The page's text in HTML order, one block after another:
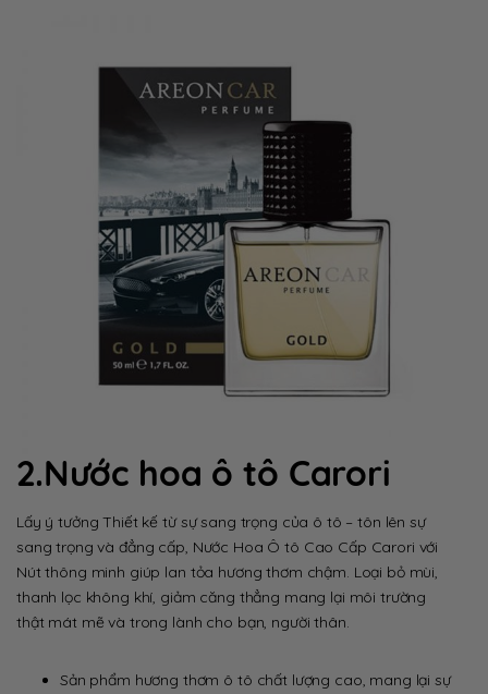
2.Nước hoa ô tô Carori
Lấy ý tưởng Thiết kế từ sự sang trọng của ô tô – tôn lên sự
sang trọng và đẳng cấp, Nước Hoa Ô tô Cao Cấp Carori với
Nút thông minh giúp lan tỏa hương thơm chậm. Loại bỏ mùi,
thanh lọc không khí, giảm căng thẳng mang lại môi trường
thật mát mẽ và trong lành cho bạn, người thân.
Sản phẩm hương thơm ô tô chất lượng cao, mang lại sự